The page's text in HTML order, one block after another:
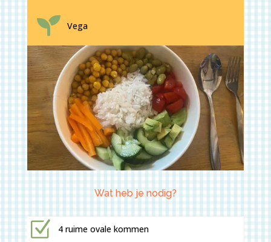
 Vega
Wat heb je nodig?
Z 4 ruime ovale kommen